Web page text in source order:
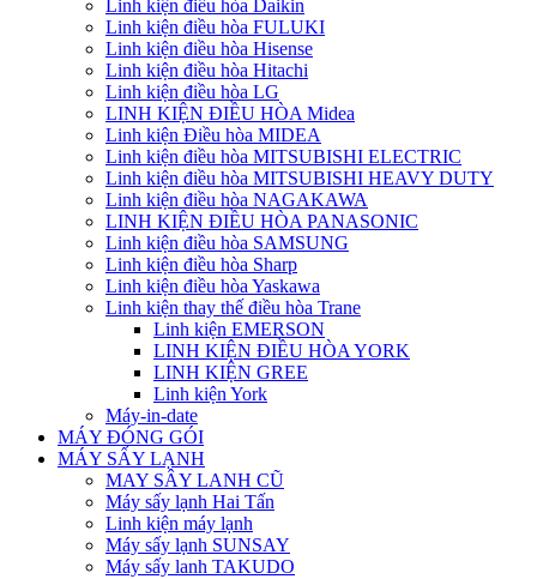
Linh kiện điều hòa Daikin
Linh kiện điều hòa FULUKI
Linh kiện điều hòa Hisense
Linh kiện điều hòa Hitachi
Linh kiện điều hòa LG
LINH KIỆN ĐIỀU HÒA Midea
Linh kiện Điều hòa MIDEA
Linh kiện điều hòa MITSUBISHI ELECTRIC
Linh kiện điều hòa MITSUBISHI HEAVY DUTY
Linh kiện điều hòa NAGAKAWA
LINH KIỆN ĐIỀU HÒA PANASONIC
Linh kiện điều hòa SAMSUNG
Linh kiện điều hòa Sharp
Linh kiện điều hòa Yaskawa
Linh kiện thay thế điều hòa Trane
Linh kiện EMERSON
LINH KIỆN ĐIỀU HÒA YORK
LINH KIỆN GREE
Linh kiện York
Máy-in-date
MÁY ĐÓNG GÓI
MÁY SẤY LẠNH
MAY SÂY LANH CŨ
Máy sấy lạnh Hai Tấn
Linh kiện máy lạnh
Máy sấy lạnh SUNSAY
Máy sấy lanh TAKUDO